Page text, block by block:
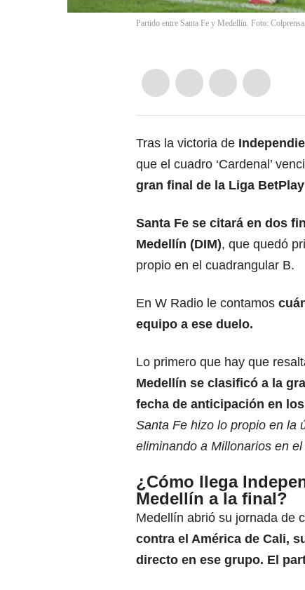
Partido entre Santa Fe y Medellín. Foto: Colprensa.
Tras la victoria de
que el cuadro ‘Cardenal’
gran final de la Liga
Santa Fe se citará en dos
Medellín (DIM), que quedó
propio en el cuadrangular B.
En W Radio le contamos
equipo a ese duelo.
Lo primero que hay que
Medellín se clasificó a la
fecha de anticipación en
Santa Fe hizo lo propio en la
eliminando a Millonarios en
¿Cómo llega
Medellín a la final?
Medellín abrió su jornada de
contra el América de Cali,
directo en ese grupo. El